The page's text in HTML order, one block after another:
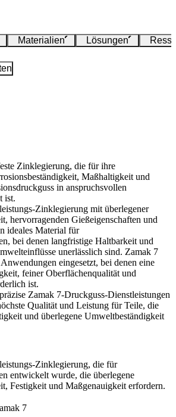
Materialien Lösungen
Zinklegierung, die für ihre
Maßhaltigkeit und
in anspruchsvollen
ist.
Zinklegierung mit überlegener
hervorragenden Gießeigenschaften und
ideales Material für
bei denen langfristige Haltbarkeit und
unerlässlich sind. Zamak 7
eingesetzt, bei denen eine
feiner Oberflächenqualität und
ist.
Zamak 7-Druckguss-Dienstleistungen
Qualität und Leistung für Teile, die
und überlegene Umweltbeständigkeit
Zinklegierung, die für
entwickelt wurde, die überlegene
Festigkeit und Maßgenauigkeit erfordern.
7